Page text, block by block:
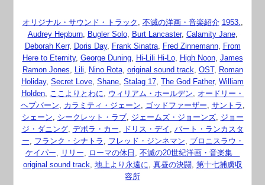
オリジナル・サウンド・トラック , 不滅の洋画・音楽紹介 1953.,
Audrey Hepburn, Bugler Solo, Burt Lancaster, Calamity Jane,
Deborah Kerr, Doris Day, Frank Sinatra, Fred Zinnemann, From
Here to Eternity, George Duning, Hi-Lili Hi-Lo, High Noon, James
Ramon Jones, Lili, Nino Rota, original sound track, OST, Roman
Holiday, Secret Love, Shane, Stalag 17, The God Father, William
Holden, ここよりとわに, ウィリアム・ホールデン, オードリー・
ヘプバーン, カラミティ・ジェーン, ゴッドファーザー, サントラ ,
シェーン, シークレット・ラブ, ジェームズ・ジョーンズ, ジョー
ジ・ダニング, デボラ・カー, ドリス・デイ , バート・ランカスタ
ー, フランク・シナトラ , フレッド・ジンネマン, ブロニスラウ・
ケイパー, リリー, ローマの休日 , 不滅の20世紀洋画・音楽集
original sound track, 地上より永遠に, 真昼の決闘, 第十七捕虜収
容所